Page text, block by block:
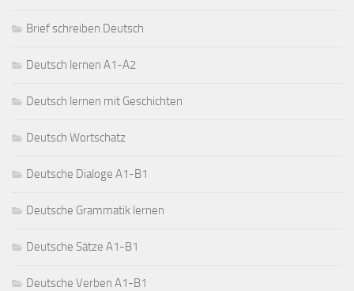
Brief schreiben Deutsch
Deutsch lernen A1-A2
Deutsch lernen mit Geschichten
Deutsch Wortschatz
Deutsche Dialoge A1-B1
Deutsche Grammatik lernen
Deutsche Sätze A1-B1
Deutsche Verben A1-B1